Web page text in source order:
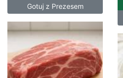
Gotuj z Prezesem